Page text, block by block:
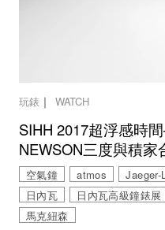
玩錶 ｜ WATCH
SIHH 2017超浮感時
NEWSON三度與積家
空氣鐘 atmos Jaeger-
日內瓦
日內瓦高級鐘錶展
馬克紐森